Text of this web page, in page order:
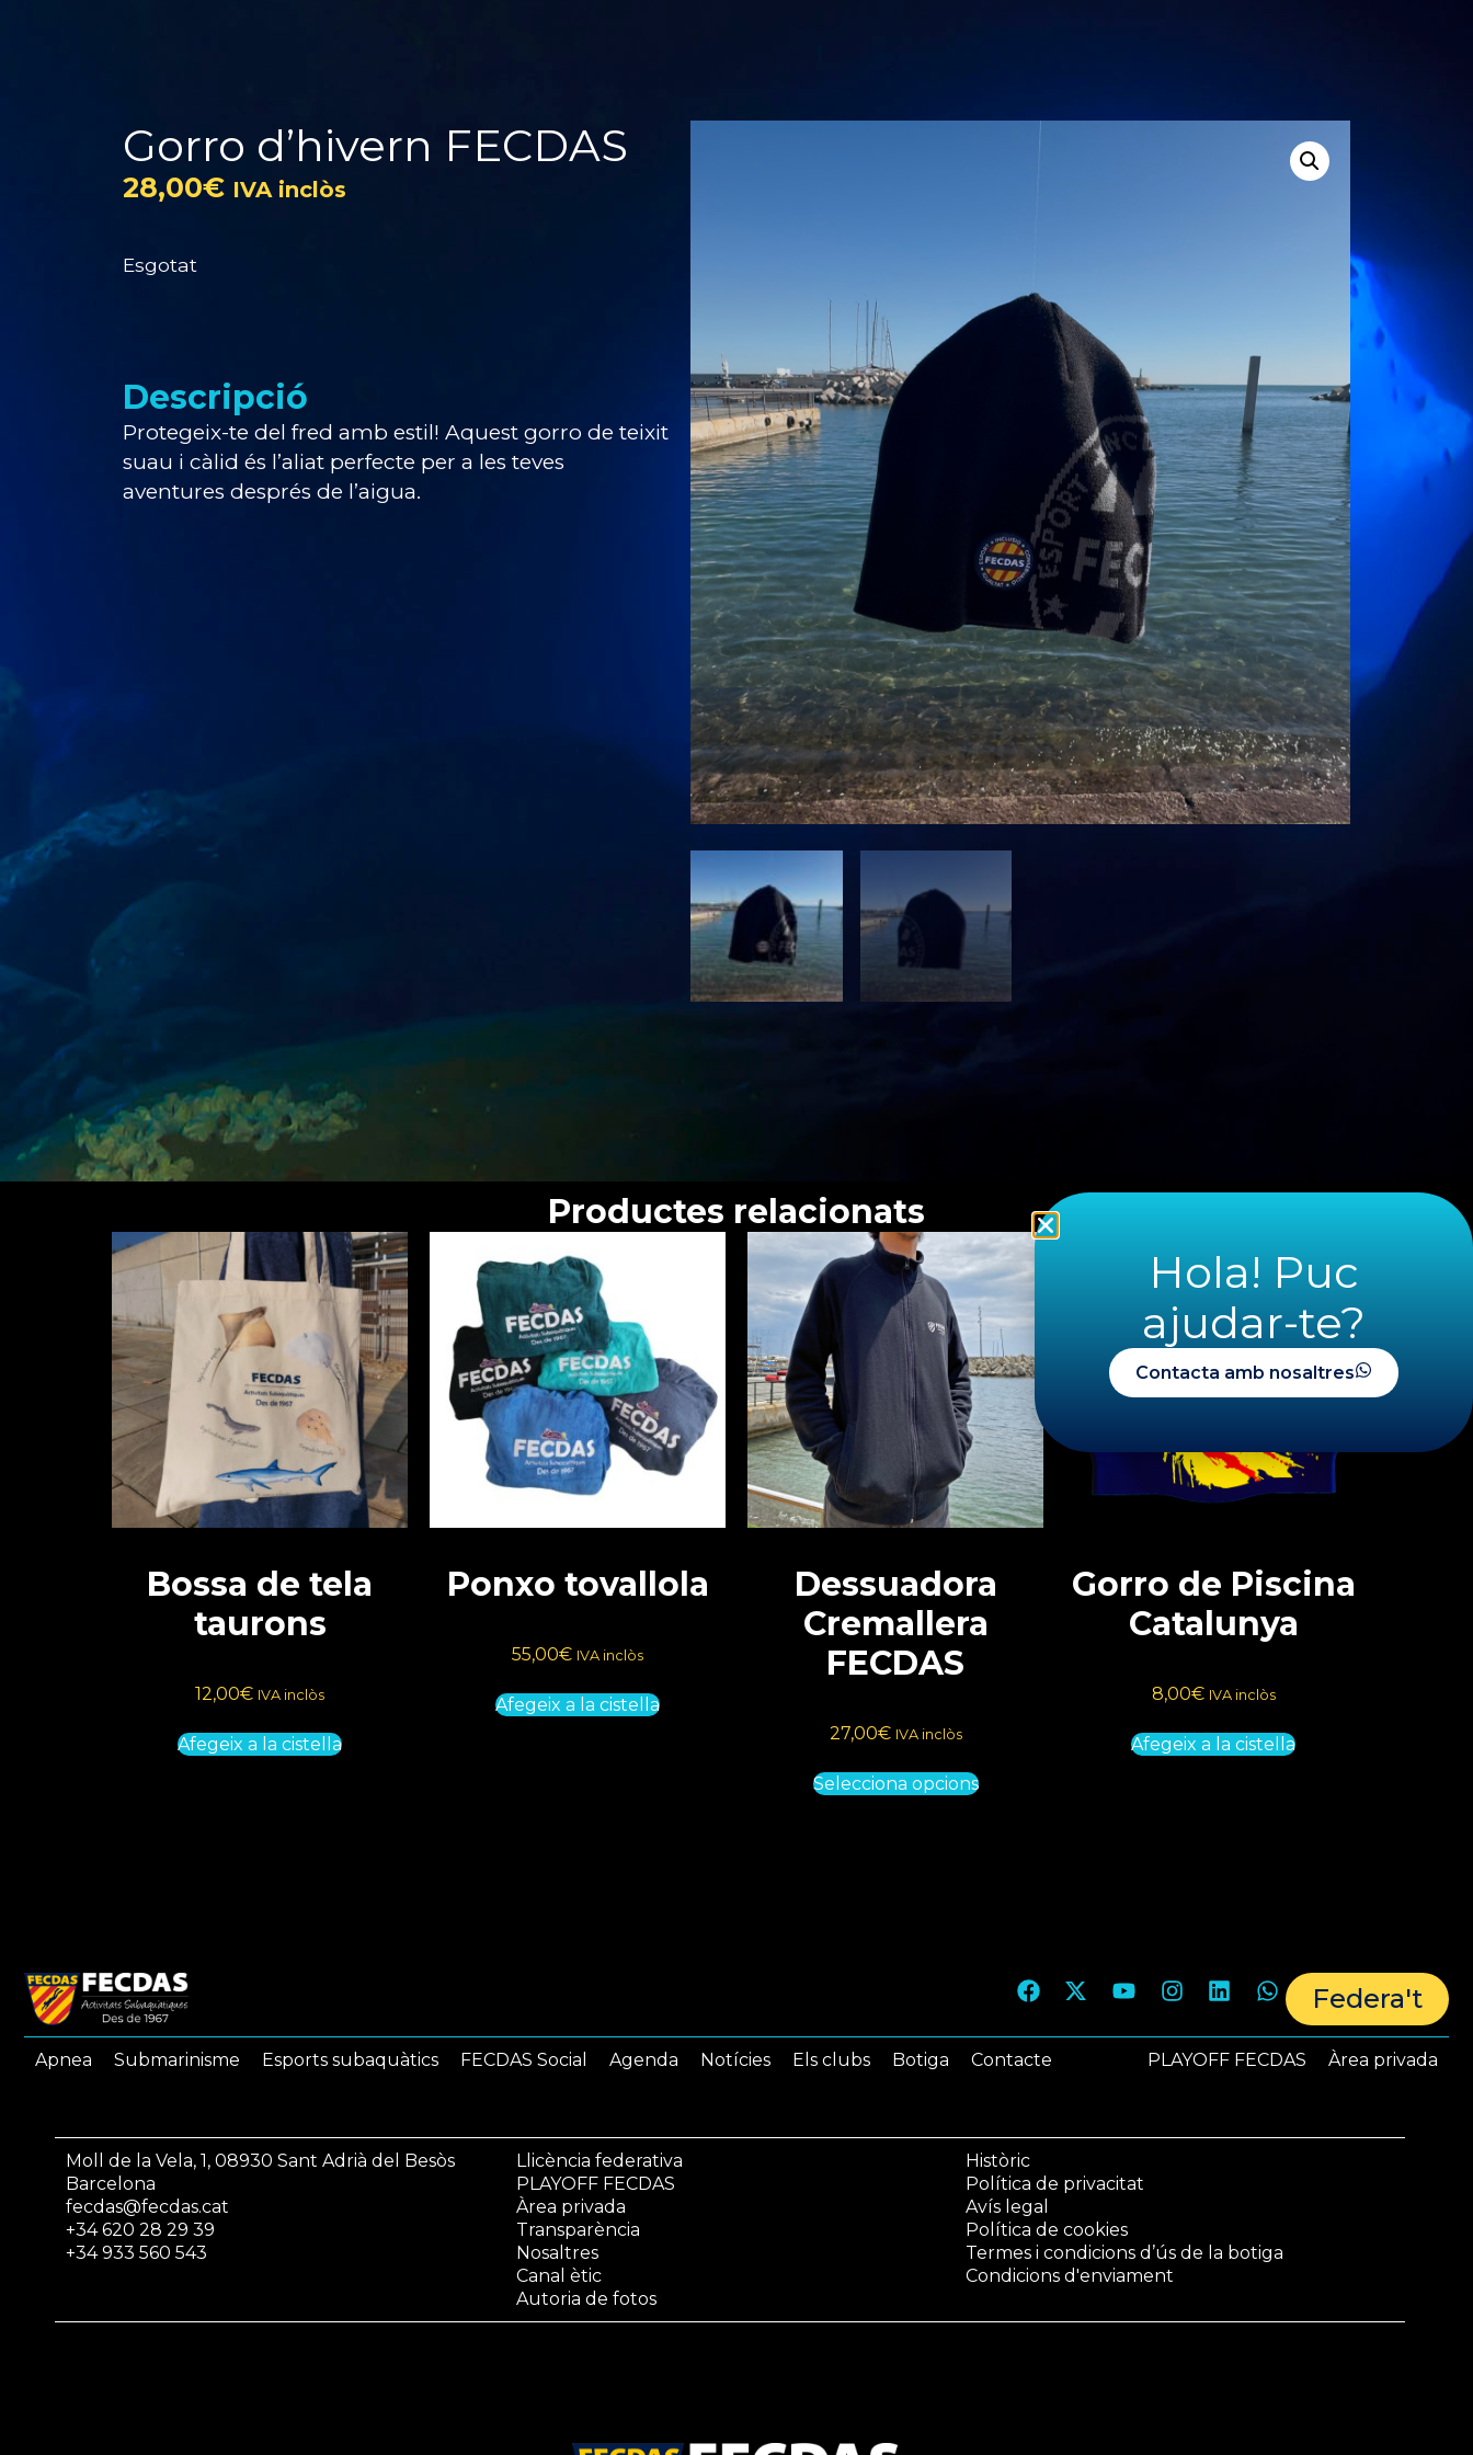
Gorro d’hivern FECDAS
28,00€ IVA inclòs
Esgotat
Descripció
Protegeix-te del fred amb estil! Aquest gorro de teixit
suau i càlid és l’aliat perfecte per a les teves
aventures després de l’aigua.
Productes relacionats
Bossa de tela
taurons
12,00€ IVA inclòs
Afegeix a la cistella
Ponxo tovallola
55,00€ IVA inclòs
Afegeix a la cistella
Dessuadora
Cremallera
FECDAS
27,00€ IVA inclòs
Selecciona opcions
Gorro de Piscina
Catalunya
8,00€ IVA inclòs
Afegeix a la cistella
Federa't
Apnea Submarinisme Esports subaquàtics FECDAS Social Agenda Notícies Els clubs Botiga Contacte PLAYOFF FECDAS Àrea privada
Moll de la Vela, 1, 08930 Sant Adrià del Besòs
Barcelona
fecdas@fecdas.cat
+34 620 28 29 39
+34 933 560 543
Llicència federativa
PLAYOFF FECDAS
Àrea privada
Transparència
Nosaltres
Canal ètic
Autoria de fotos
Històric
Política de privacitat
Avís legal
Política de cookies
Termes i condicions d’ús de la botiga
Condicions d'enviament
Hola! Puc
ajudar-te?
Contacta amb nosaltres